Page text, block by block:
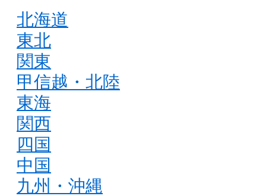
北海道
東北
関東
甲信越・北陸
東海
関西
四国
中国
九州・沖縄